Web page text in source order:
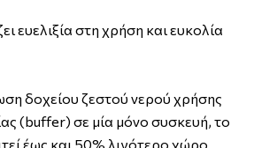
ευελιξία στη χρήση και ευκολία
δοχείου ζεστού νερού χρήσης
(buffer) σε μία μόνο συσκευή, το
έως και 50% λιγότερο χώρο